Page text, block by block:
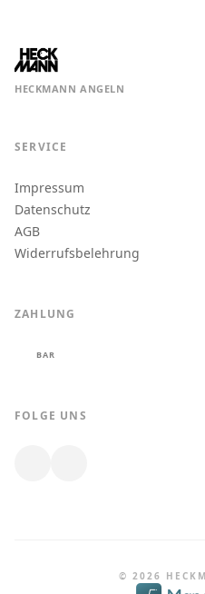
HECKMANN ANGELN
SERVICE
Impressum
Datenschutz
AGB
Widerrufsbelehrung
ZAHLUNG
BAR
FOLGE UNS
© 2026